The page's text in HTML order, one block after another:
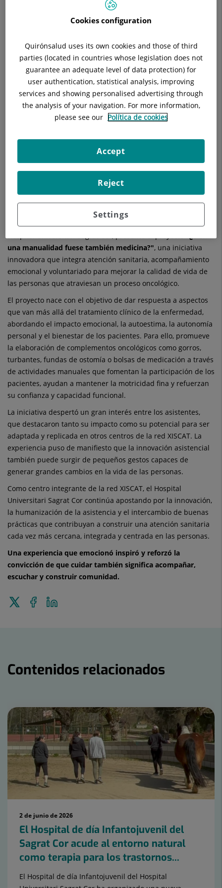
XISCAT
de
Innovación
Procesos
institucional con el objetivo de poner en valor la innovación
en procesos como palanca de transformación del sistema. La
necesidad de crear mecanismos que faciliten la adopción y
escalado de las iniciativas innovadoras con resultados
demostrados.
Montserrat Cantero
Procesos de Hospitalización y Continuidad Asistencial del
una manualidad fuese también medicina?", una iniciativa
innovadora que integra atención sanitaria, acompañamiento
emocional y voluntariado para mejorar la calidad de vida de
las personas que atraviesan un proceso oncológico.
El proyecto nace con el objetivo de dar respuesta a aspectos
que van más allá del tratamiento clínico de la enfermedad,
abordando el impacto emocional, la autoestima, la autonomía
personal y el bienestar de los pacientes. Para ello, promueve
la elaboración de complementos oncológicos como gorros,
turbantes, fundas de ostomía o bolsas de medicación a través
de actividades manuales que fomentan la participación de los
pacientes, ayudan a mantener la motricidad fina y refuerzan
su confianza y capacidad funcional.
La iniciativa despertó un gran interés entre los asistentes,
que destacaron tanto su impacto como su potencial para ser
adaptada y replicada en otros centros de la red XISCAT. La
experiencia puso de manifiesto que la innovación asistencial
también puede surgir de pequeños gestos capaces de
generar grandes cambios en la vida de las personas.
Como centro integrante de la red XISCAT, el Hospital
Universitari Sagrat Cor continúa apostando por la innovación,
la humanización de la asistencia y el intercambio de buenas
prácticas que contribuyan a construir una atención sanitaria
cada vez más cercana, integrada y centrada en las personas.
Una experiencia que emocionó inspiró y reforzó la
convicción de que cuidar también significa acompañar,
escuchar y construir comunidad.
Enviar
Compartir
en
Contenidos relacionados
2 de junio de 2026
El Hospital de día Infantojuvenil del
Sagrat Cor acude al entorno natural
como terapia para los trastornos...
El Hospital de día Infantojuvenil del Hospital
Cookies configuration
Quirónsalud uses its own cookies and those of third
parties (located in countries whose legislation does not
guarantee an adequate level of data protection) for
user authentication, statistical analysis, improving
services and showing personalised advertising through
the analysis of your navigation. For more information,
please see our Política de cookies
Settings
Reject
Accept